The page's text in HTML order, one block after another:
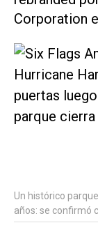
Corporation
Un histórico
años: se confirmó